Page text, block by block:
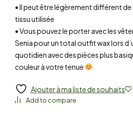
• Il peut être légèrement différent
tissu utilisée
• Vous pouvez le porter avec les
Senia pour un total outfit wax lors
quotidien avec des pièces plus
couleur à votre tenue
Ajouter à ma liste de souhaits